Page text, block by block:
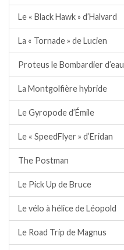
Le « Black Hawk » d’Halvard
La « Tornade » de Lucien
Proteus le Bombardier d’eau
La Montgolfière hybride
Le Gyropode d’Émile
Le « SpeedFlyer » d’Eridan
The Postman
Le Pick Up de Bruce
Le vélo à hélice de Léopold
Le Road Trip de Magnus